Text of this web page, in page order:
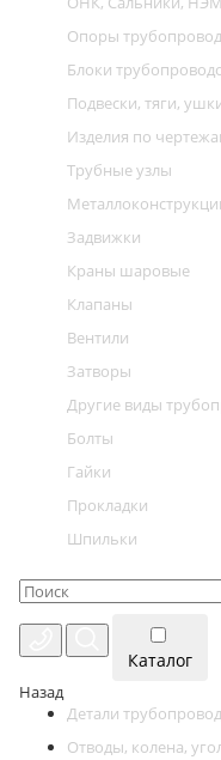
Опоры
Блоки
Подвески, тяги,
Изделия по
Трубные узлы
Задвижки
Краны шаровые
Клапаны
Вентили
Затворы
Другие виды
Болты
Гайки
Прокладки
Шпильки
Каталог
Назад
Детали
Отводы, колена,